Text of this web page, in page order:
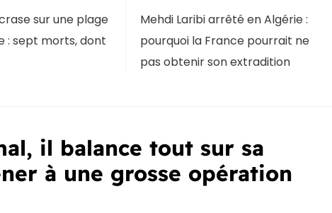
sur une plage
: sept morts, dont
Mehdi Laribi arrêté en Algérie :
pourquoi la France pourrait ne
pas obtenir son extradition
il balance tout sur sa
à une grosse opération